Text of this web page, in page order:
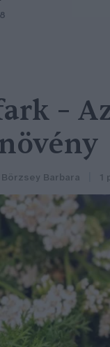
–
Börzsey Barbara 1